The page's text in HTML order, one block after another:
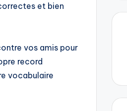
et bien
vos amis pour
record
vocabulaire